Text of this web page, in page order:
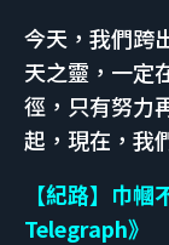
今天，我們跨
天之靈，一定
徑，只有努力
起，現在，我
【紀路】巾
Telegraph》